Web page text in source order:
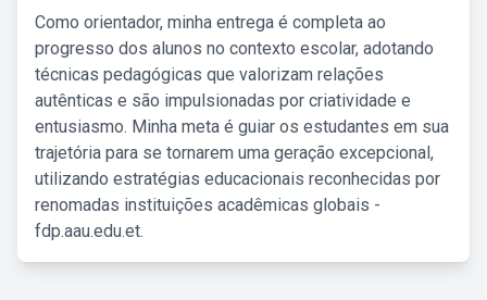
Como orientador, minha entrega é completa ao
progresso dos alunos no contexto escolar, adotando
técnicas pedagógicas que valorizam relações
autênticas e são impulsionadas por criatividade e
entusiasmo. Minha meta é guiar os estudantes em sua
trajetória para se tornarem uma geração excepcional,
utilizando estratégias educacionais reconhecidas por
renomadas instituições acadêmicas globais -
fdp.aau.edu.et.